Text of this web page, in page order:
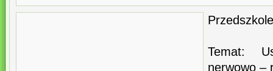
Przedszkole
Temat:
nerwowo –